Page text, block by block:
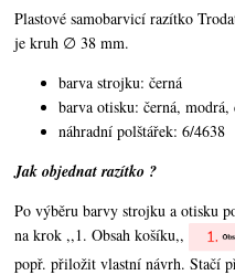
Plastové samobarvicí razítko
je kruh ∅ 38 mm.
barva strojku: černá
barva otisku: černá,
náhradní polštářek: 6/4638
Jak objednat razítko ?
Po výběru barvy strojku a otisku
na krok ,,1. Obsah košíku,,
popř. přiložit vlastní návrh. Stačí